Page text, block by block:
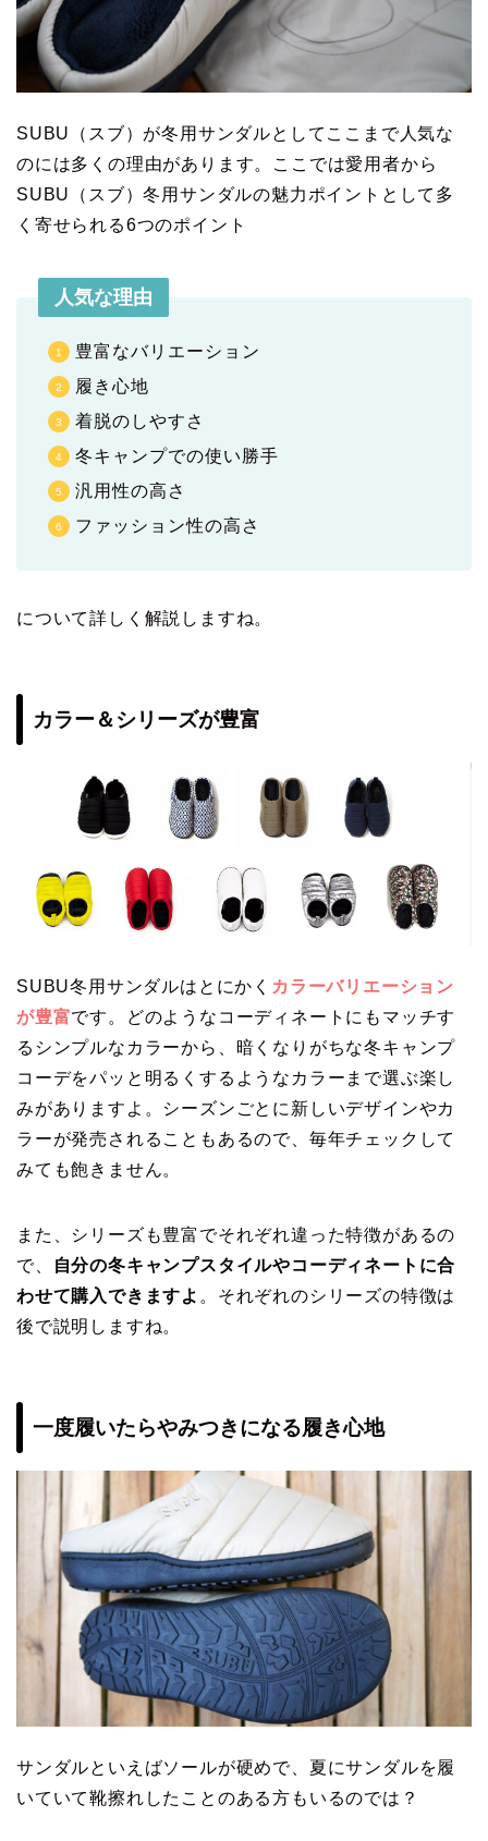
SUBU（スブ）が冬用サンダルとしてここまで人気な
のには多くの理由があります。ここでは愛用者から
SUBU（スブ）冬用サンダルの魅力ポイントとして多
く寄せられる6つのポイント
人気な理由
豊富なバリエーション
履き心地
着脱のしやすさ
冬キャンプでの使い勝手
汎用性の高さ
ファッション性の高さ
について詳しく解説しますね。
カラー＆シリーズが豊富
SUBU冬用サンダルはとにかく カラーバリエーション
が豊富です。どのようなコーディネートにもマッチす
るシンプルなカラーから、暗くなりがちな冬キャンプ
コーデをパッと明るくするようなカラーまで選ぶ楽し
みがありますよ。シーズンごとに新しいデザインやカ
ラーが発売されることもあるので、毎年チェックして
みても飽きません。
また、シリーズも豊富でそれぞれ違った特徴があるの
で、
自分の冬キャンプスタイルやコーディネートに合
わせて購入できますよ 。それぞれのシリーズの特徴は
後で説明しますね。
一度履いたらやみつきになる履き心地
サンダルといえばソールが硬めで、夏にサンダルを履
いていて靴擦れしたことのある方もいるのでは？